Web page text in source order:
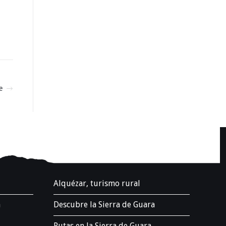
Alquézar, turismo rural
Descubre la Sierra de Guara